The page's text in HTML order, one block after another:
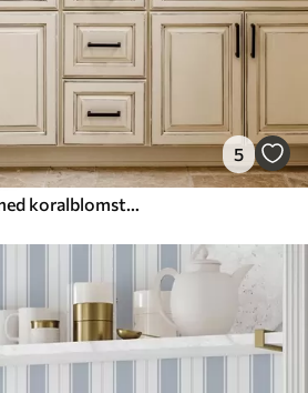
5
Gennembrudte grene med koralblomster, blomstermønster